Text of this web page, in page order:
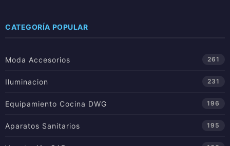
CATEGORÍA POPULAR
Moda Accesorios 261
Iluminacion 231
Equipamiento Cocina DWG 196
Aparatos Sanitarios 195